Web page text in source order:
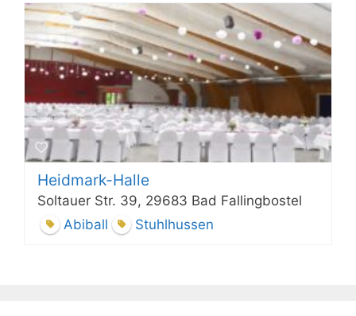
Heidmark-Halle
Soltauer Str. 39, 29683 Bad Fallingbostel
Abiball
Stuhlhussen